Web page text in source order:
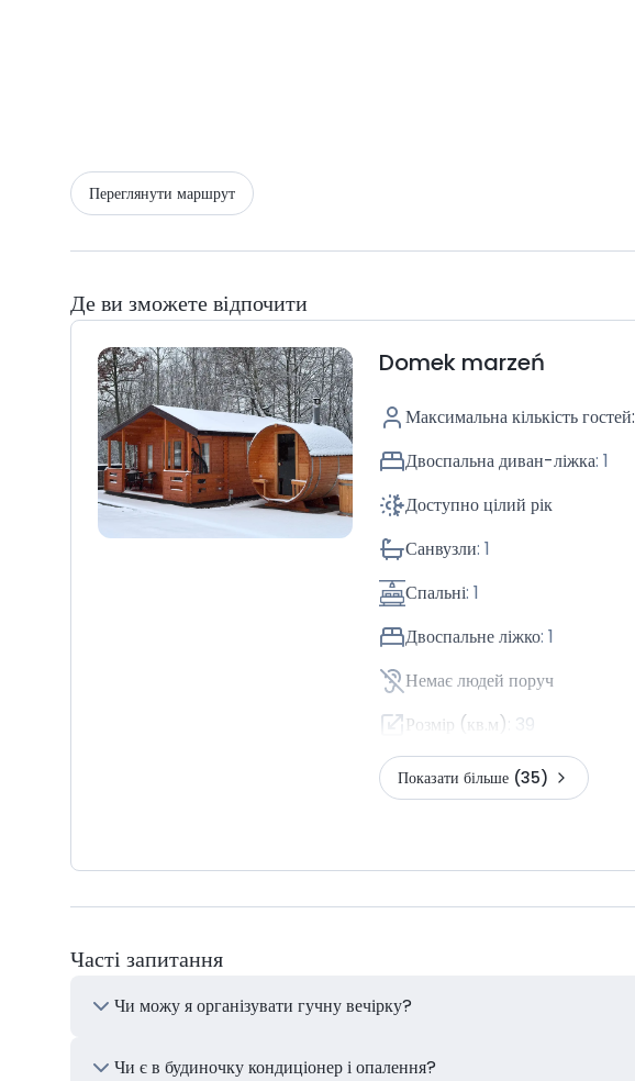
Переглянути маршрут
Де ви зможете відпочити
Domek marzeń
Максимальна кількість гостей:
Двоспальна диван-ліжка:1
Доступно цілий рік
Санвузли:1
Спальні:1
Двоспальне ліжко:1
Немає людей поруч
Розмір (кв.м) 39
Показати більше (35)
Часті запитання
Чи можу я організувати гучну вечірку?
Чи є в будиночку кондиціонер і опалення?